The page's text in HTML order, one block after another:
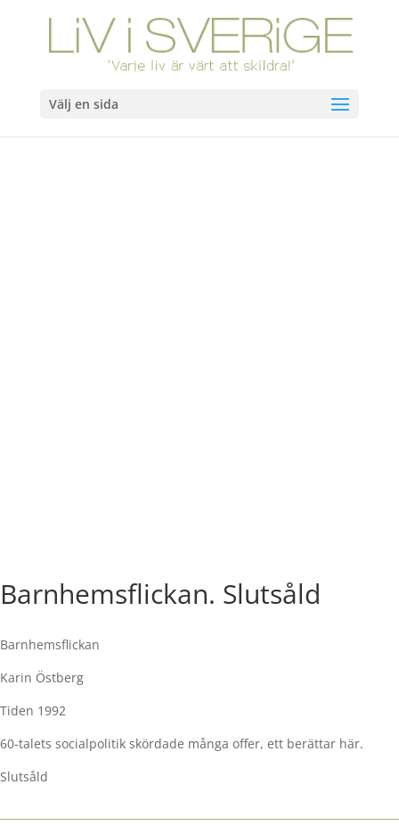
Välj en sida
Barnhemsflickan. Slutsåld
Barnhemsflickan
Karin Östberg
Tiden 1992
60-talets socialpolitik skördade många offer, ett berättar här.
Slutsåld